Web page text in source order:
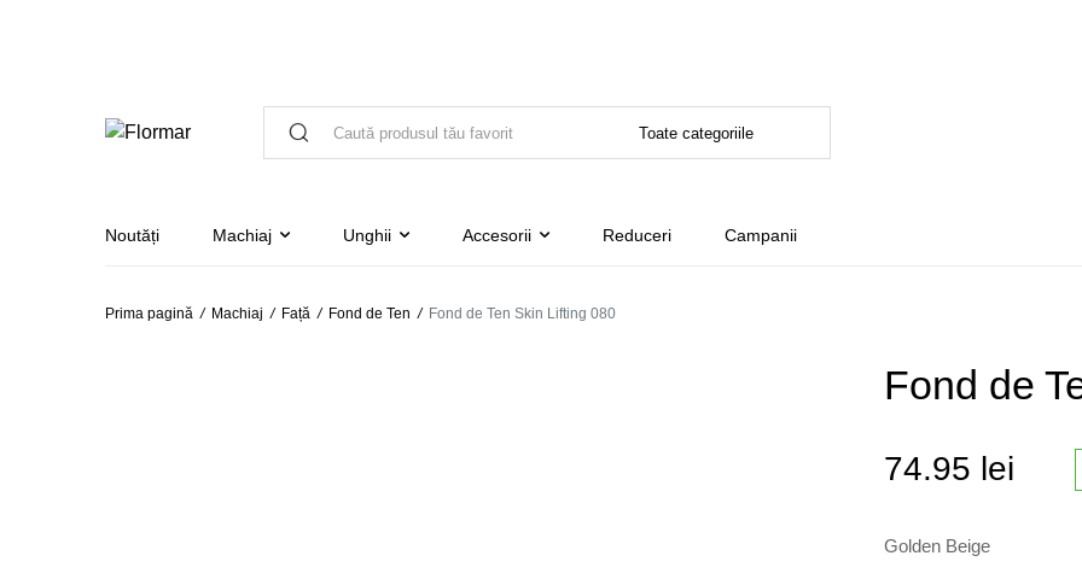
Noutăți Machiaj Unghii Accesorii Reduceri Campanii
Prima pagină / Machiaj / Față / Fond de Ten / Fond de Ten Skin Lifting 080
Fond de
74.95 lei
Golden Beige